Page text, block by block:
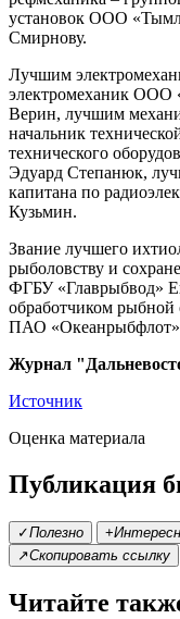
установок ООО
Смирнову.
Лучшим
электромеханик ООО
Верин, лучшим
начальник
технического
Эдуард Степанюк,
капитана по
Кузьмин.
Звание лучшего
рыболовству и
ФГБУ «Главрыбвод»
обработчиком рыбной
ПАО «Океанрыбфлот»
Журнал
Источник
Оценка материала
Публикация
✓Полезно +
↗Скопировать ссылку
Читайте